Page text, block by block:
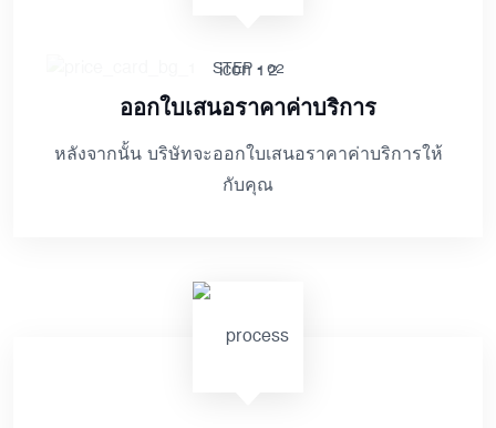
STEP - 02
ออกใบเสนอราคาค่าบริการ
หลังจากนั้น บริษัทจะออกใบเสนอราคาค่าบริการให้
กับคุณ